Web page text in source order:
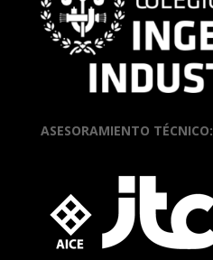
ASESORAMIENTO TÉCNICO: